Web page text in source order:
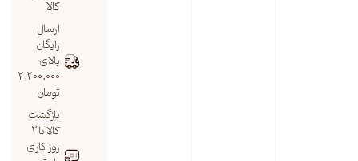
کالا
ارسال
رایگان
بالای
2,200,000
تومان
بازگشت
کالا تا 2
روز کاری